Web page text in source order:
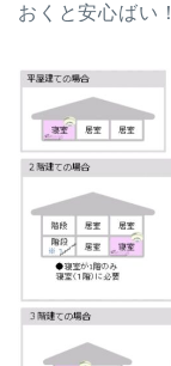
おくと安心ばい！